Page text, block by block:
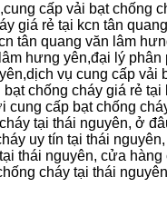
cấp vải bạt
giá rẻ tại kcn tân
tân quang văn lâm
hưng yên,đại lý
vụ cung cấp
chống cháy giá rẻ
cấp bạt chống
tại thái nguyên, ở
uy tín tại thái
thái nguyên, cửa
cháy tại thái